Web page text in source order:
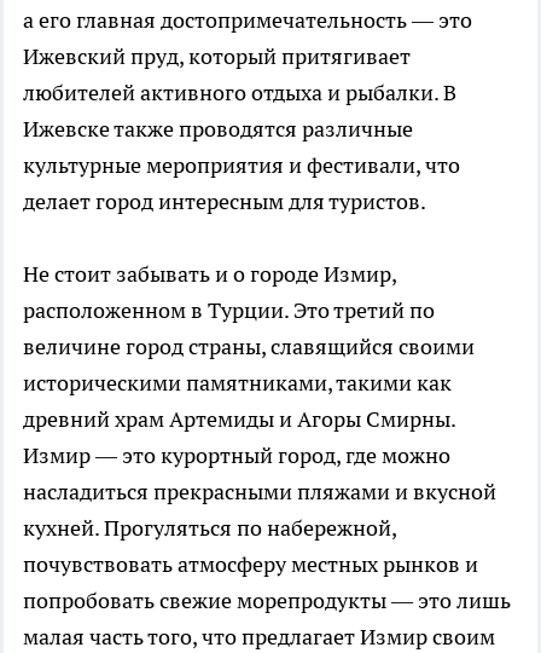
а его главная достопримечательность — это
Ижевский пруд, который притягивает
любителей активного отдыха и рыбалки. В
Ижевске также проводятся различные
культурные мероприятия и фестивали, что
делает город интересным для туристов.
Не стоит забывать и о городе Измир,
расположенном в Турции. Это третий по
величине город страны, славящийся своими
историческими памятниками, такими как
древний храм Артемиды и Агоры Смирны.
Измир — это курортный город, где можно
насладиться прекрасными пляжами и вкусной
кухней. Прогуляться по набережной,
почувствовать атмосферу местных рынков и
попробовать свежие морепродукты — это лишь
малая часть того, что предлагает Измир своим